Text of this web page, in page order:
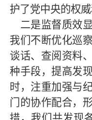
护了党中央的权
二是监督质效显
我们不断优化巡
谈话、查阅资料
种手段，提高发
时，注重加强与
门的协作配合，